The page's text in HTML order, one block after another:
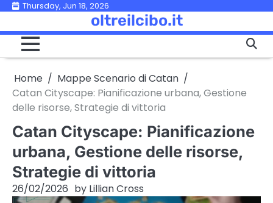
Skip
content
Thursday, Jun 18, 2026
oltreilcibo.it
Home
Mappe Scenario di Catan
Catan Cityscape: Pianificazione urbana, Gestione
delle risorse, Strategie di vittoria
Catan Cityscape: Pianificazione
urbana, Gestione delle risorse,
Strategie di vittoria
26/02/2026 by Lillian Cross